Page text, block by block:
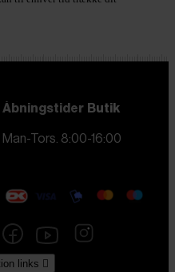
Åbningstider Butik
Man-Tors. 8:00-16:00
links 